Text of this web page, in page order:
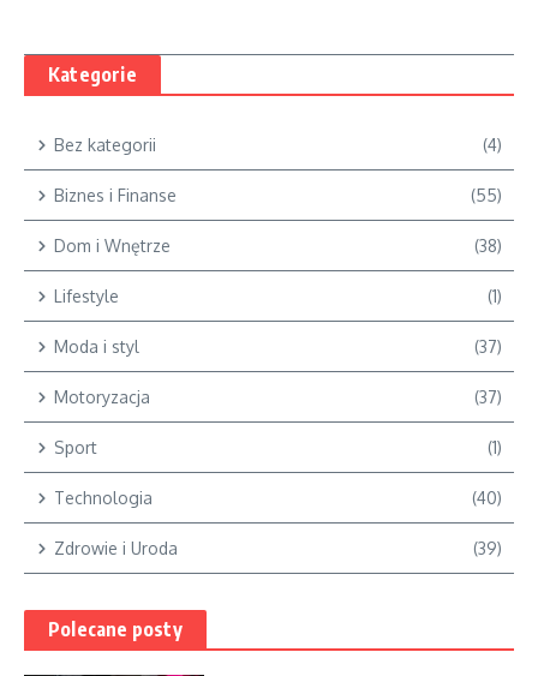
Kategorie
Bez kategorii (4)
Biznes i Finanse (55)
Dom i Wnętrze (38)
Lifestyle (1)
Moda i styl (37)
Motoryzacja (37)
Sport (1)
Technologia (40)
Zdrowie i Uroda (39)
Polecane posty